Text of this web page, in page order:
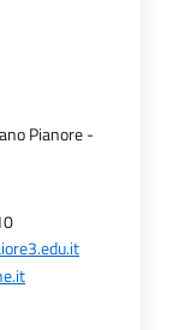
Pianore -